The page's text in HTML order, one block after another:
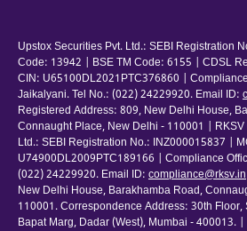
Upstox Securities Pvt. Ltd.: SEBI Registration
Code: 13942 | BSE TM Code: 6155 | CDSL
CIN: U65100DL2021PTC376860 |
Jaikalyani. Tel No.: (022) 24229920. Email ID:
Registered Address: 809, New Delhi House,
Connaught Place, New Delhi - 110001 |
Ltd.: SEBI Registration No.: INZ000015837 |
U74900DL2009PTC189166 | Compliance
(022) 24229920. Email ID: compliance@rksv.in
New Delhi House, Barakhamba Road,
110001. Correspondence Address: 30th Floor,
Bapat Marg, Dadar (West), Mumbai - 400013.